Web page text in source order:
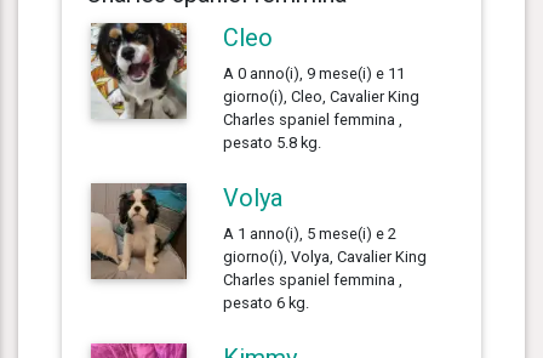
Cleo
A 0 anno(i), 9 mese(i) e 11
giorno(i), Cleo, Cavalier King
Charles spaniel femmina ,
pesato 5.8 kg.
Volya
A 1 anno(i), 5 mese(i) e 2
giorno(i), Volya, Cavalier King
Charles spaniel femmina ,
pesato 6 kg.